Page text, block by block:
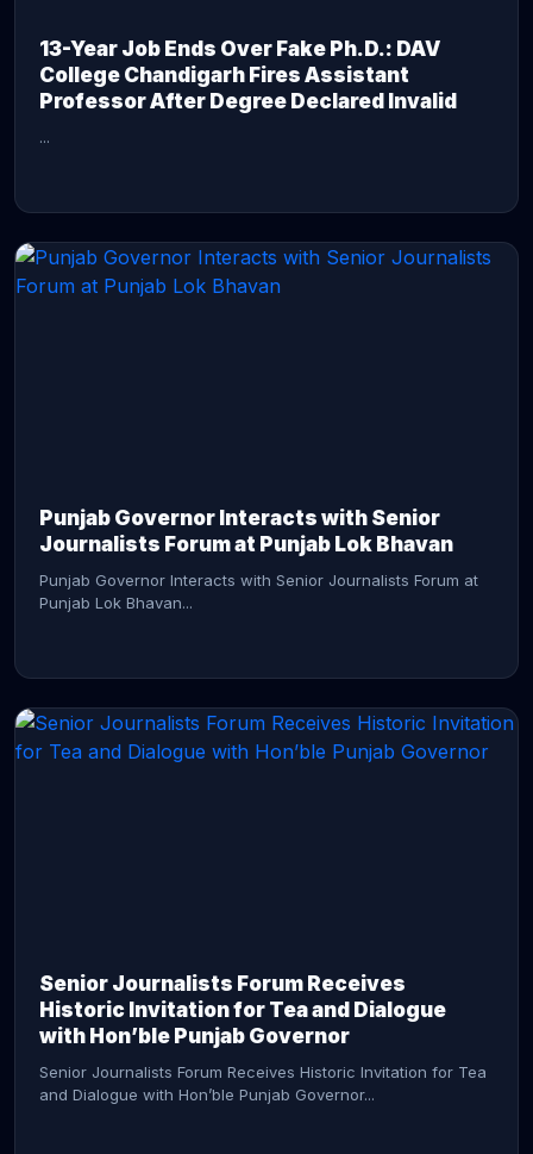
13-Year Job Ends Over Fake Ph.D.: DAV
College Chandigarh Fires Assistant
Professor After Degree Declared Invalid
...
Punjab Governor Interacts with Senior
Journalists Forum at Punjab Lok Bhavan
Punjab Governor Interacts with Senior Journalists Forum at
Punjab Lok Bhavan...
Senior Journalists Forum Receives
Historic Invitation for Tea and Dialogue
with Hon’ble Punjab Governor
Senior Journalists Forum Receives Historic Invitation for Tea
and Dialogue with Hon’ble Punjab Governor...